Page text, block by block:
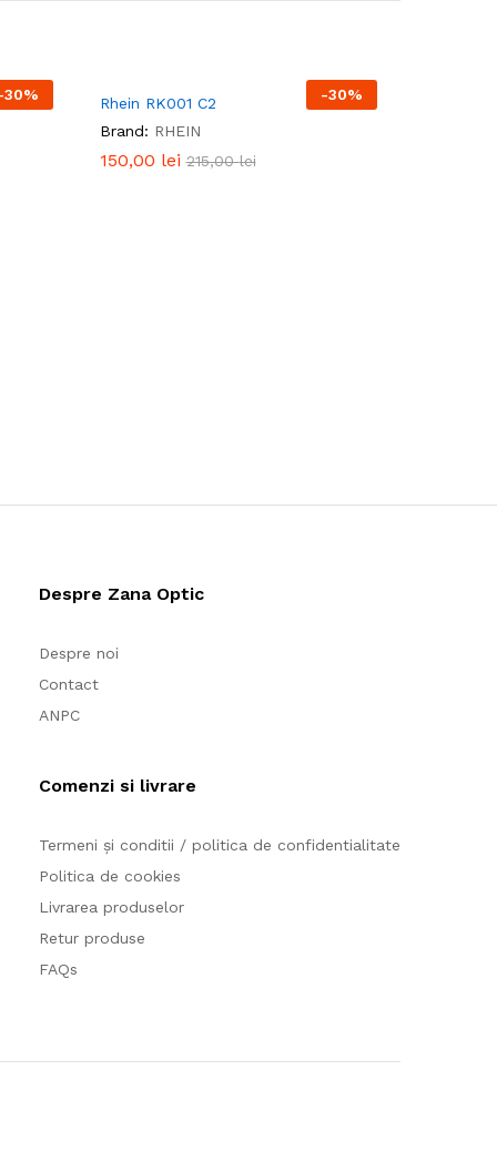
30% -30%
Rhein RK001 C2
Brand: RHEIN
150,00 lei 215,00lei
150,00 lei 215,00lei
Despre Zana Optic
Despre noi
Contact
ANPC
Comenzi si livrare
Termeni și conditii / politica de confidentialitate
Politica de cookies
Livrarea produselor
Retur produse
FAQs